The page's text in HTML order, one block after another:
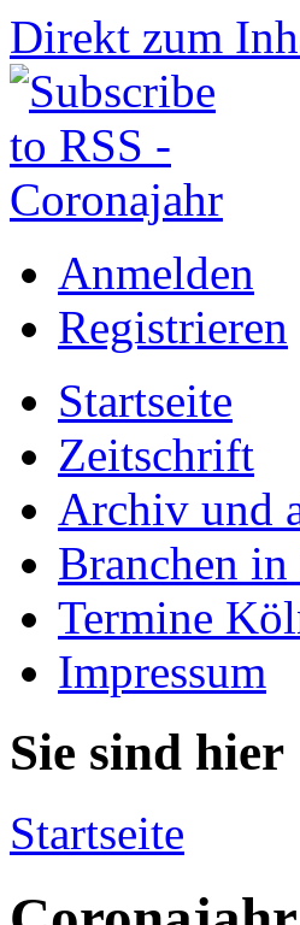
Direkt zum
Anmelden
Registrieren
Startseite
Zeitschrift
Archiv und
Branchen in
Termine
Impressum
Sie sind hier
Startseite